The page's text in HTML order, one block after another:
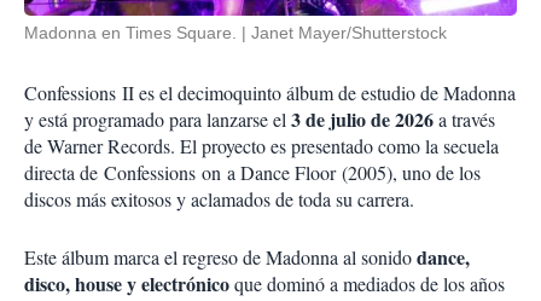
Madonna en Times Square. Janet Mayer/Shutterstock
Confessions II es el decimoquinto álbum de estudio de Madonna
y está programado para lanzarse el3 de julio de 2026a través
de Warner Records. El proyecto es presentado como la secuela
directa de Confessions on a Dance Floor (2005), uno de los
discos más exitosos y aclamados de toda su carrera.
Este álbum marca el regreso de Madonna al sonidodance,
disco, house y electrónicoque dominó a mediados de los años